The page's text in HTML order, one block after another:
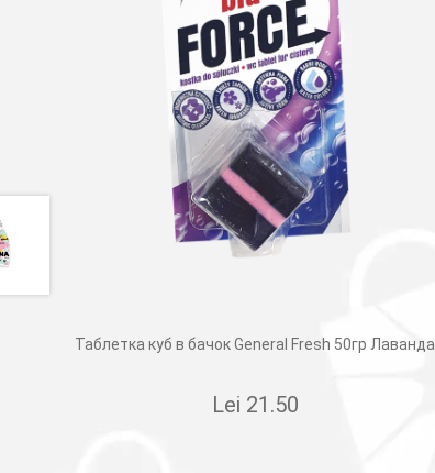
Таблетка куб в бачок General Fresh 50гр Лаванда
Lei 21.50